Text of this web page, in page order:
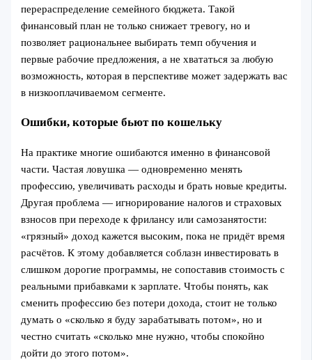
перераспределение семейного бюджета. Такой
финансовый план не только снижает тревогу, но и
позволяет рациональнее выбирать темп обучения и
первые рабочие предложения, а не хвататься за любую
возможность, которая в перспективе может задержать вас
в низкооплачиваемом сегменте.
Ошибки, которые бьют по кошельку
На практике многие ошибаются именно в финансовой
части. Частая ловушка — одновременно менять
профессию, увеличивать расходы и брать новые кредиты.
Другая проблема — игнорирование налогов и страховых
взносов при переходе к фрилансу или самозанятости:
«грязный» доход кажется высоким, пока не придёт время
расчётов. К этому добавляется соблазн инвестировать в
слишком дорогие программы, не сопоставив стоимость с
реальными прибавками к зарплате. Чтобы понять, как
сменить профессию без потери дохода, стоит не только
думать о «сколько я буду зарабатывать потом», но и
честно считать «сколько мне нужно, чтобы спокойно
дойти до этого потом».